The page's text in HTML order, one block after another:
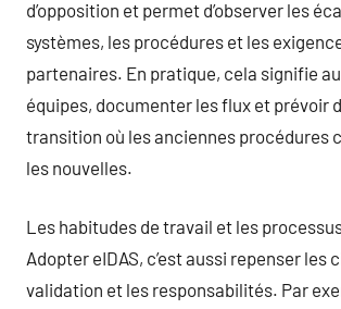
d’opposition et permet d’observer les
systèmes, les procédures et les
partenaires. En pratique, cela signifie
équipes, documenter les flux et prévoir
transition où les anciennes procédures
les nouvelles.
Les habitudes de travail et les
Adopter eIDAS, c’est aussi repenser les
validation et les responsabilités. Par